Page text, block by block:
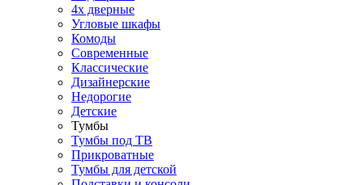
4х дверные
Угловые шкафы
Комоды
Современные
Классические
Дизайнерские
Недорогие
Детские
Тумбы
Тумбы под ТВ
Прикроватные
Тумбы для детской